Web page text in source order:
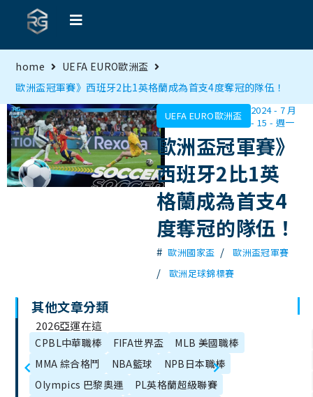
home
UEFA EURO歐洲盃
歐洲盃冠軍賽》西班牙2比1英格蘭成為首支4度奪冠的隊伍！
UEFA EURO歐洲盃
2024 - 7 月
- 15 - 週一
歐洲盃冠軍賽》
西班牙2比1英
格蘭成為首支4
度奪冠的隊伍！
# 歐洲國家盃 / 歐洲盃冠軍賽
/ 歐洲足球錦標賽
文
章
目
錄
2026亞運在這
舉辦！2026亞
運會徽、吉祥
物、比賽項目
2024巴黎奧運
羽球抽籤表、
賽程一次看！
其他文章分類
CPBL中華職棒 FIFA世界盃
MLB 美國職棒
MMA 綜合格鬥
NBA籃球
NPB日本職棒
Olympics 巴黎奧運
PL英格蘭超級聯賽